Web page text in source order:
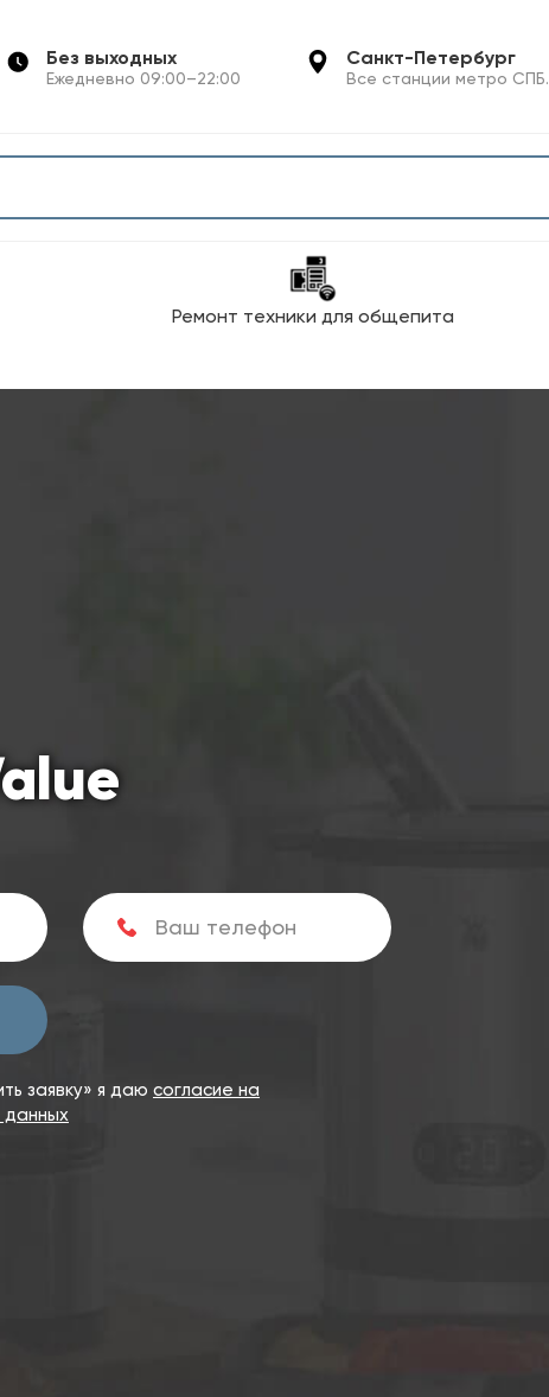
Без выходных
Ежедневно 09:00–22:00
Санкт-Петербург
Все станции метро СПБ.
Ремонт техники для общепита
заявку» я даю согласие на
данных